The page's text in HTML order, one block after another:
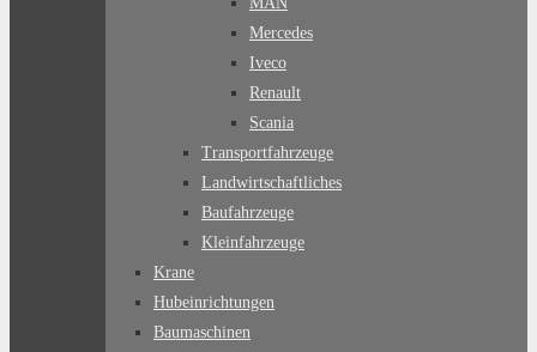
Mercedes
Iveco
Renault
Scania
Transportfahrzeuge
Landwirtschaftliches
Baufahrzeuge
Kleinfahrzeuge
Krane
Hubeinrichtungen
Baumaschinen